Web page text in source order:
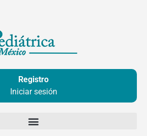
Registro
Iniciar sesión